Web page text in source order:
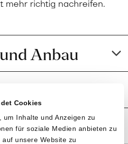
Cookies
um Inhalte und Anzeigen zu
für soziale Medien anbieten zu
unsere Website zu
mehr richtig nachreifen.
Anbau